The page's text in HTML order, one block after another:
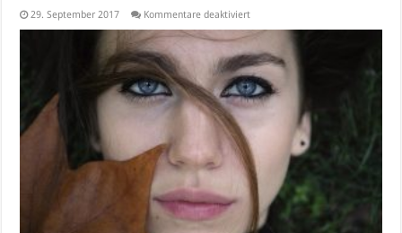
29. September 2017 Kommentare deaktiviertfür
Herbst
–
ziehen
Sie
sich